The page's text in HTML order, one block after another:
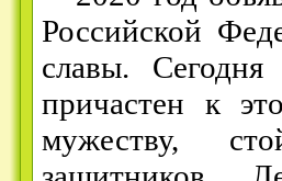
Российской
славы.
причастен к
мужеству,